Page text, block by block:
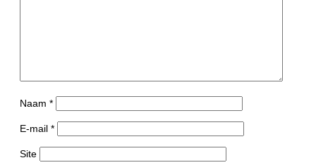
Naam *
E-mail *
Site